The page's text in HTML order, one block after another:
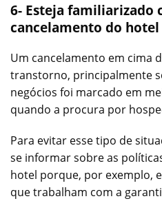
6- Esteja familiarizado
cancelamento do hotel
Um cancelamento em cima
transtorno, principalmente
negócios foi marcado em
quando a procura por
Para evitar esse tipo de
se informar sobre as
hotel porque, por exemplo,
que trabalham com a